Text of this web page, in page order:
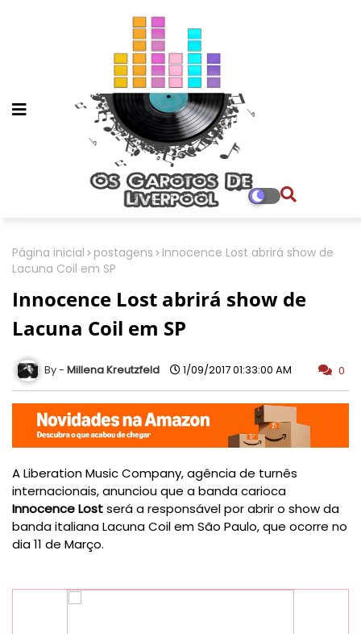
Página inicial postagens
Innocence Lost abrirá show de
Lacuna Coil em SP
Innocence Lost abrirá show de
Lacuna Coil em SP
Millena Kreutzfeld 1/09/2017 01:33:00 AM 0
A Liberation Music Company, agência de turnês
internacionais, anunciou que a banda carioca
Innocence Lostserá a responsável por abrir o show da
banda italiana Lacuna Coil em São Paulo, que ocorre no
dia 11 de Março.